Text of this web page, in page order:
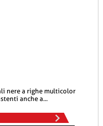
anche a...